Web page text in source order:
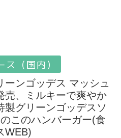
ス（国内）
ンゴッデス マッシュ
売、ミルキーで爽やか
製グリーンゴッデスソ
このハンバーガー(食
WEB)